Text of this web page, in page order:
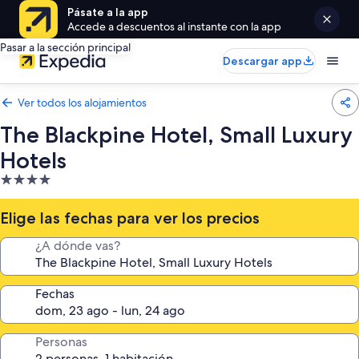
Pásate a la app
Accede a descuentos al instante con la app
Pasar a la sección principal
Descargar app
Ver todos los alojamientos
The Blackpine Hotel, Small Luxury
Hotels
Alojamiento
de
4.0 estrellas
Elige las fechas para ver los precios
¿A dónde vas?
Fechas
Personas